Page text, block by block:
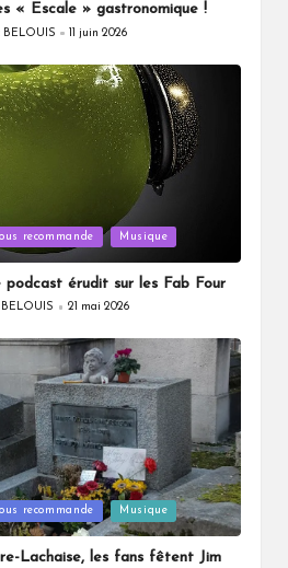
« Escale » gastronomique !
BELOUIS 11 juin 2026
recommande Musique
podcast érudit sur les Fab Four
BELOUIS 21 mai 2026
recommande Musique
Lachaise, les fans fêtent Jim